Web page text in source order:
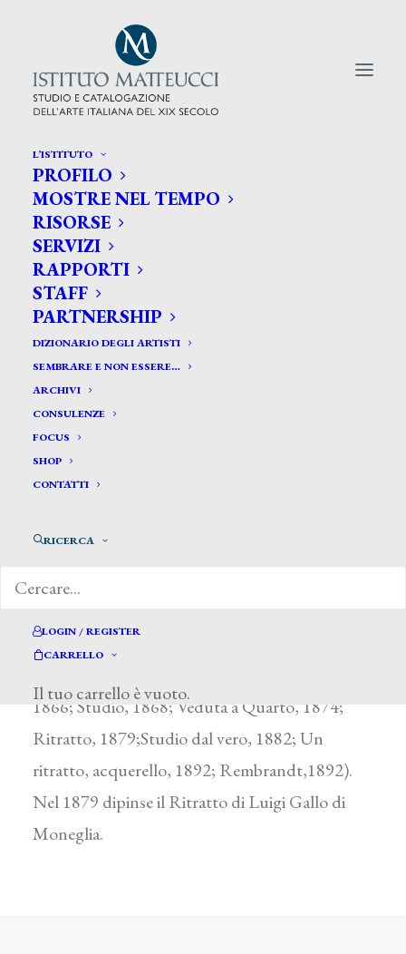
L’ISTITUTO
PROFILO
MOSTRE NEL TEMPO
RISORSE
SERVIZI
RAPPORTI
STAFF
PARTNERSHIP
DIZIONARIO DEGLI ARTISTI
SEMBRARE E NON ESSERE…
ARCHIVI
CONSULENZE
FOCUS
SHOP
CONTATTI
RICERCA
LOGIN / REGISTER
CARRELLO
Il tuo carrello è vuoto.
CERCA TRA GLI ARTISTI:
Search
for:
Antola Giovanni Battista*
ANTOLA GIOVANNI BATTISTA
Nei cataloghi delle Promotrici genovesi questo
ritratti, copie (da Rembrandt) e paesaggi
1866; Studio, 1868; Veduta a Quarto, 1874;
Ritratto, 1879;Studio dal vero, 1882; Un
ritratto, acquerello, 1892; Rembrandt,1892).
Nel 1879 dipinse il Ritratto di Luigi Gallo di
Moneglia.